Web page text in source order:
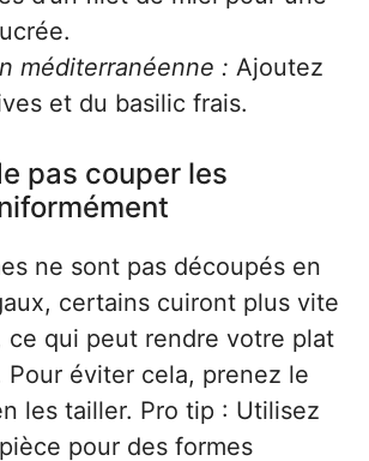
méditerranéenne : Ajoutez
et du basilic frais.
pas couper les
ne sont pas découpés en
certains cuiront plus vite
ce qui peut rendre votre plat
Pour éviter cela, prenez le
les tailler. Pro tip : Utilisez
pour des formes